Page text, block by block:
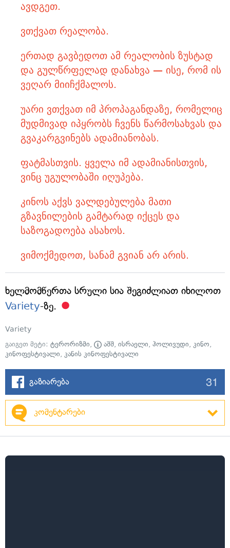
ავდგეთ.
ვთქვათ რეალობა.
ერთად გავბედოთ ამ რეალობის ზუსტად
და გულწრფელად დანახვა — ისე, რომ ის
ვეღარ მიიჩქმალოს.
უარი ვთქვათ იმ პროპაგანდაზე, რომელიც
მუდმივად იპყრობს ჩვენს წარმოსახვას და
გვაკარგვინებს ადამიანობას.
ფატმასთვის. ყველა იმ ადამიანისთვის,
ვინც უგულობაში იღუპება.
კინოს აქვს ვალდებულება მათი
გზავნილების გამტარად იქცეს და
საზოგადოება ასახოს.
ვიმოქმედოთ, სანამ გვიან არ არის.
ხელმომწერთა სრული სია შეგიძლიათ იხილოთ
Variety-ზე.
Variety
გაიგეთ მეტი: ტერორიზმი, აშშ, ისრაელი, ჰოლივუდი, კინო,
კინოფესტივალი, კანის კინოფესტივალი
გაზიარება 31
კომენტარები